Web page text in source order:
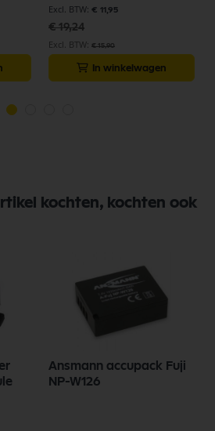
€ 11,95
€ 19,24
€ 15,90
In winkelwagen
kochten, kochten ook
Ansmann accupack Fuji
NP-W126